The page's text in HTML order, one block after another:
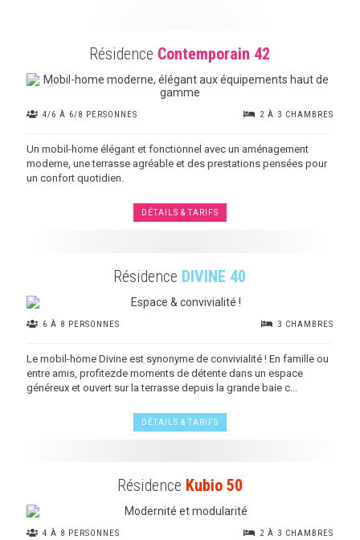
Résidence Contemporain 42
2 À 3 CHAMBRES
4/6 À 6/8 PERSONNES
Un mobil-home élégant et fonctionnel avec un aménagement
moderne, une terrasse agréable et des prestations pensées pour
un confort quotidien.
DÉTAILS & TARIFS
Résidence DIVINE 40
3 CHAMBRES
6 À 8 PERSONNES
Le mobil-home Divine est synonyme de convivialité ! En famille ou
entre amis, profitezde moments de détente dans un espace
généreux et ouvert sur la terrasse depuis la grande baie c...
DÉTAILS & TARIFS
Résidence Kubio 50
2 À 3 CHAMBRES
4 À 8 PERSONNES